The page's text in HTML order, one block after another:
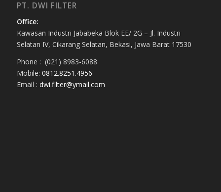
PT. DWI FILTER
Office:
Kawasan Industri Jababeka Blok EE/ 2G – Jl. Industri
Selatan IV, Cikarang Selatan, Bekasi, Jawa Barat 17530
Phone : (021) 8983-6088
Mobile: 0812.8251.4956
Email : dwi.filter@ymail.com